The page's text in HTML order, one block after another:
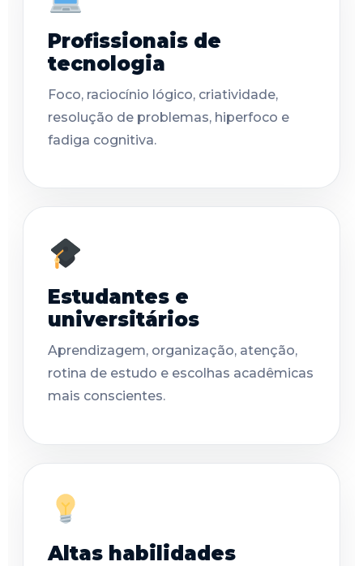
Profissionais de
tecnologia
Foco, raciocínio lógico, criatividade,
resolução de problemas, hiperfoco e
fadiga cognitiva.
Estudantes e
universitários
Aprendizagem, organização, atenção,
rotina de estudo e escolhas acadêmicas
mais conscientes.
Altas habilidades